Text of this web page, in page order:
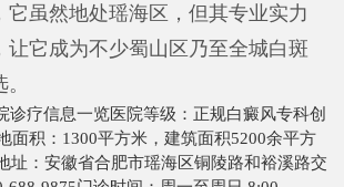
它虽然地处瑶海区，但其专业实力
让它成为不少蜀山区乃至全城白斑
诊疗信息一览医院等级：正规白癜风专科创
面积：1300平方米，建筑面积5200余平方
址：安徽省合肥市瑶海区铜陵路和裕溪路交